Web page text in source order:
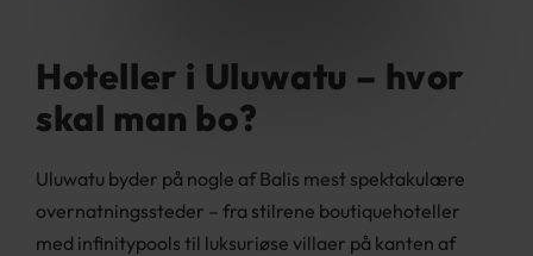
Hoteller i Uluwatu – hvor
skal man bo?
Uluwatu byder på nogle af Balis mest spektakulære
overnatningssteder – fra stilrene boutiquehoteller
med infinitypools til luksuriøse villaer på kanten af